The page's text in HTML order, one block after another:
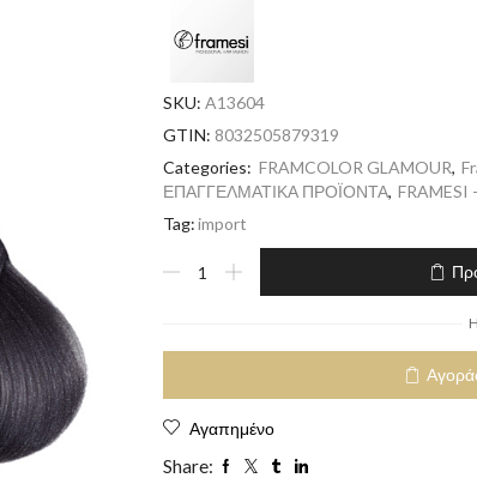
SKU: A13604
GTIN: 8032505879319
Categories: FRAMCOLOR GLAMOUR,
ΕΠΑΓΓΕΛΜΑΤΙΚΑ ΠΡΟΪΟΝΤΑ,
Tag:import
H
Αγαπημένο
Share: